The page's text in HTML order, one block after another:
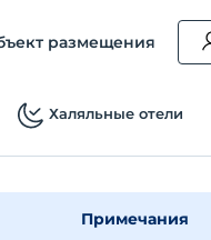
размещения
Халяльные отели
Примечания